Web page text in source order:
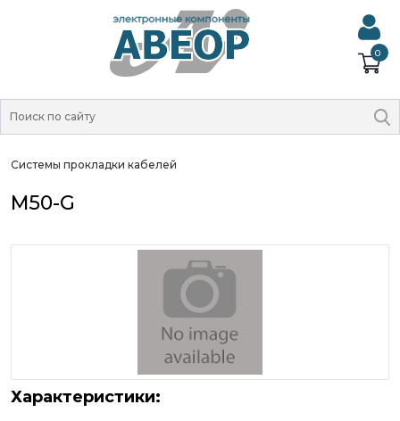
0
Системы прокладки кабелей
M50-G
Характеристики: